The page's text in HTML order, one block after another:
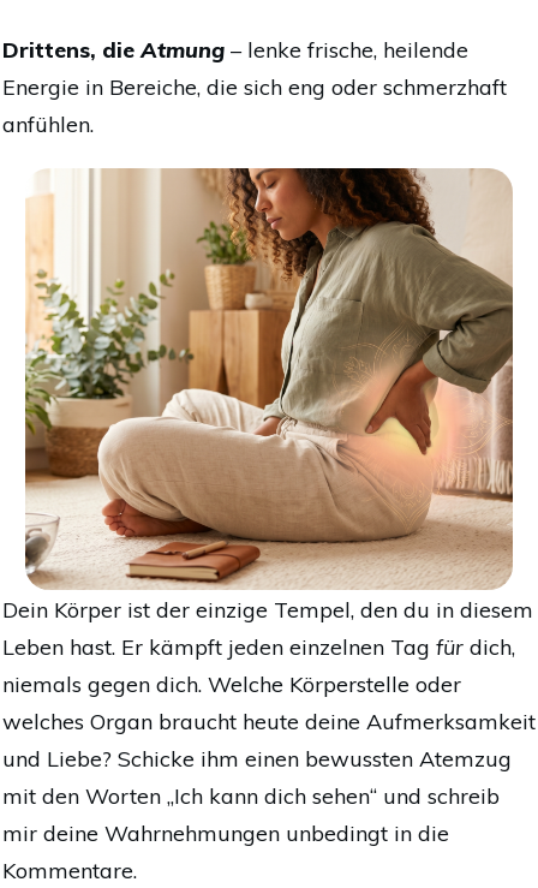
Drittens, dieAtmung – lenke frische, heilende
Energie in Bereiche, die sich eng oder schmerzhaft
anfühlen.
Dein Körper ist der einzige Tempel, den du in diesem
Leben hast. Er kämpft jeden einzelnen Tag für dich,
niemals gegen dich. Welche Körperstelle oder
welches Organ braucht heute deine Aufmerksamkeit
und Liebe? Schicke ihm einen bewussten Atemzug
mit den Worten „Ich kann dich sehen“ und schreib
mir deine Wahrnehmungen unbedingt in die
Kommentare.